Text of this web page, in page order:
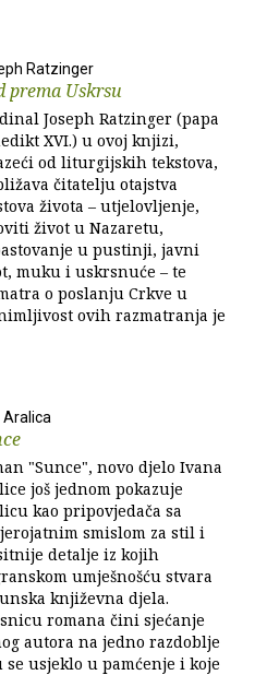
Ratzinger
prema Uskrsu
Joseph Ratzinger (papa
XVI.) u ovoj knjizi,
od liturgijskih tekstova,
čitatelju otajstva
života – utjelovljenje,
život u Nazaretu,
u pustinji, javni
muku i uskrsnuće – te
o poslanju Crkve u
ovih razmatranja je
Aralica
"Sunce", novo djelo Ivana
još jednom pokazuje
kao pripovjedača sa
smislom za stil i
detalje iz kojih
umješnošću stvara
književna djela.
romana čini sjećanje
autora na jedno razdoblje
usjeklo u pamćenje i koje